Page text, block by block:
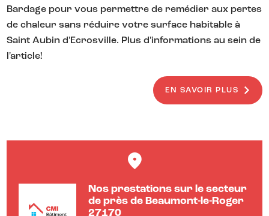
Bardage pour vous permettre de remédier aux pertes
de chaleur sans réduire votre surface habitable à
Saint Aubin d'Ecrosville. Plus d'informations au sein de
l'article!
EN SAVOIR PLUS
Nos prestations sur le secteur
de près de Beaumont-le-Roger
27170